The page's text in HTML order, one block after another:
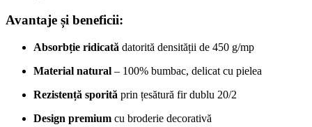
Avantaje și beneficii:
Absorbție ridicată datorită densității de 450 g/mp
Material natural – 100% bumbac, delicat cu pielea
Rezistență sporită prin țesătură fir dublu 20/2
Design premium cu broderie decorativă